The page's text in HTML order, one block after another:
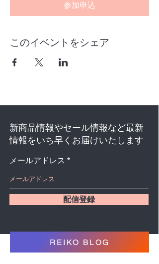
参加申込
このイベントをシェア
新商品情報やセール情報など最新
情報をいち早くお届けいたします
メールアドレス
配信登録
REIKO BLOG